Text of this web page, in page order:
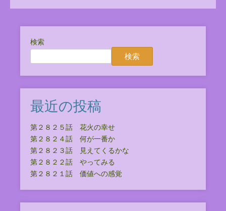
検索
検索
最近の投稿
第２８２５話 花火の幸せ
第２８２４話 何が一番か
第２８２３話 見えてくるかな
第２８２２話 やってみる
第２８２１話 価値への感覚